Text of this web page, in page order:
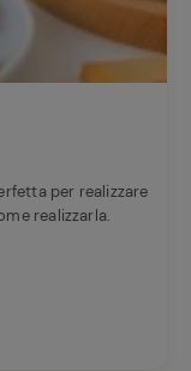
per realizzare
realizzarla.